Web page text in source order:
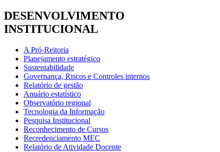
DESENVOLVIMENTO
INSTITUCIONAL
A Pró-Reitoria
Planejamento estratégico
Sustentabilidade
Governança, Riscos e Controles internos
Relatório de gestão
Anuário estatístico
Observatório regional
Tecnologia da Informação
Pesquisa Institucional
Reconhecimento de Cursos
Recredenciamento MEC
Relatório de Atividade Docente